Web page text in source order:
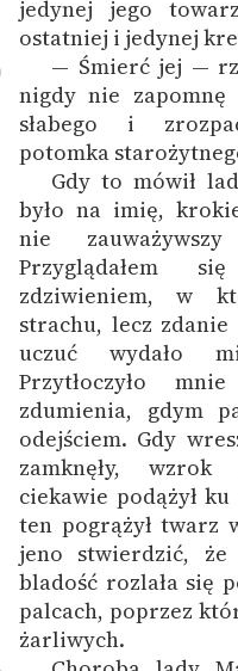
jedynej jego
ostatniej i jedynej
— Śmierć jej —
nigdy nie
słabego i
potomka
Gdy to mówił
było na imię,
nie
Przyglądałem
zdziwieniem, w
strachu, lecz
uczuć wydało
Przytłoczyło
zdumienia, gdym
odejściem. Gdy
zamknęły,
ciekawie podążył
ten pogrążył twarz
jeno stwierdzić,
bladość rozlała się
palcach, poprzez
żarliwych.